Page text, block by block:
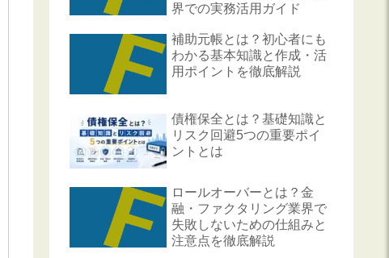
界での実務活用ガイド
補助元帳とは？初心者にも
わかる基本知識と作成・活
用ポイントを徹底解説
債権保全とは？基礎知識と
リスク回避5つの重要ポイ
ントとは
ロールオーバーとは？金
融・ファクタリング業界で
失敗しないための仕組みと
注意点を徹底解説